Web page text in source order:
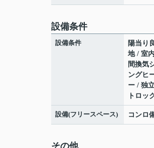
設備条件
設備条件
陽当り
地 / 室
間換気
ングヒ
ー / 独
トロッ
設備(フリースペース) コンロ